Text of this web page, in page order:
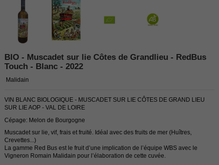
BIO - Muscadet sur lie Côtes de Grandlieu - RedBus
Touch - Blanc - 2022
Malidain
VIN BLANC BIOLOGIQUE - MUSCADET SUR LIE CÔTES DE GRAND LIEU
SUR LIE AOP - VAL DE LOIRE
Cépage: Melon de Bourgogne
Muscadet sur lie, vif, frais et fruité. Idéal avec des fruits de mer (Huîtres,
Crevettes...)
La gamme Red Bus est le fruit d’une implication de l’équipe WBS avec le
Vigneron Romain Malidain pour l’élaboration de cette cuvée.